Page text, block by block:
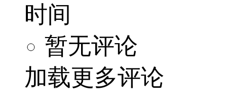
时间
暂无评论
加载更多评论